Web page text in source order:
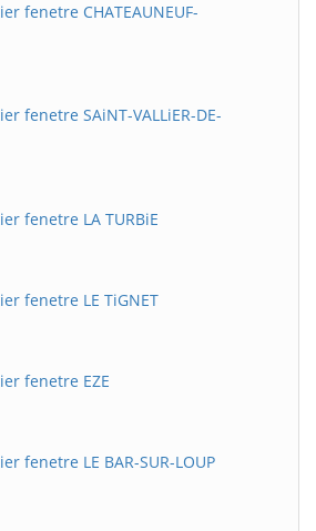
fenetre CHATEAUNEUF-
fenetre SAiNT-VALLiER-DE-
fenetre LA TURBiE
fenetre LE TiGNET
fenetre EZE
fenetre LE BAR-SUR-LOUP